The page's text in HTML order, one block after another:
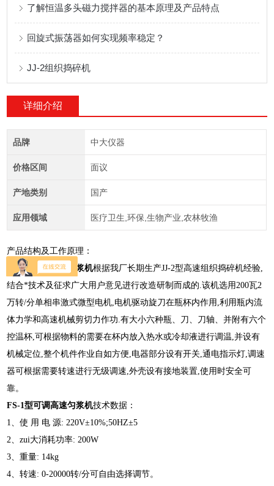
了解恒温多头磁力搅拌器的基本原理及产品特点
回旋式振荡器如何实现频率稳定？
JJ-2组织捣碎机
详细介绍
品牌 中大仪器
价格区间 面议
产地类别 国产
应用领域 医疗卫生,环保,生物产业,农林牧渔
产品结构及工作原理：
FS-1型
可调高速匀浆机根据我厂长期生产JJ-2型高速组织捣碎机经验,
结合*技术及征求广大用户意见进行改造研制而成的.该机选用200瓦2
万转/分单相串激式微型电机,电机驱动旋刀在瓶杯内作用,利用瓶内流
体力学和高速机械剪切力作功.有大小六种瓶、刀、刀轴、并附有六个
控温杯,可根据物料的需要在杯内放入热水或冷却液进行调温,并设有
机械定位,整个机件作业自如方便,电器部分设有开关,通电指示灯,调速
器可根据需要转速进行无级调速,外壳设有接地装置,使用时安全可
靠。
FS-1型可调高速匀浆机技术数据：
1、使 用 电 源: 220V±10%;50HZ±5
2、zui大消耗功率: 200W
3、重量: 14kg
4、转速: 0-20000转/分可自由选择调节。